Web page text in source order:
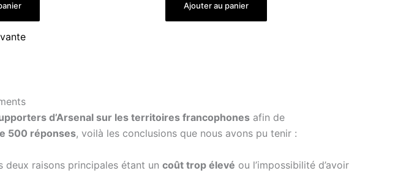
Ajouter au panier
d’Arsenal sur les territoires francophones afin de
500 réponses, voilà les conclusions que nous avons pu tenir :
deux raisons principales étant un coût trop élevé ou l’impossibilité d’avoir